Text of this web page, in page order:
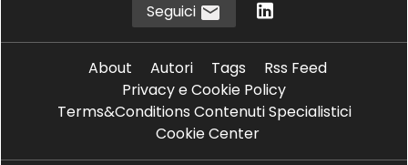
Seguici
About Autori Tags
Rss Feed
Privacy e Cookie Policy
Terms&Conditions Contenuti Specialistici
Cookie Center